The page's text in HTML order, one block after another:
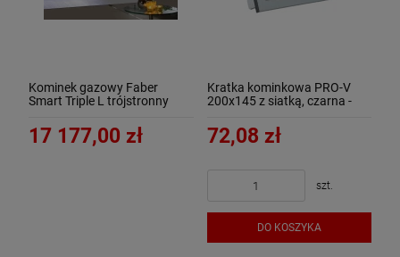
Kominek gazowy Faber
Smart Triple L trójstronny
17 177,00 zł
Kratka kominkowa PRO-V
200x145 z siatką, czarna -
72,08 zł
szt.
DO KOSZYKA